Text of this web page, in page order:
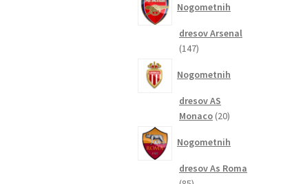
Nogometnih
dresov Arsenal
147147
Nogometnih
dresov AS
Monaco 2020
Nogometnih
dresov As Roma